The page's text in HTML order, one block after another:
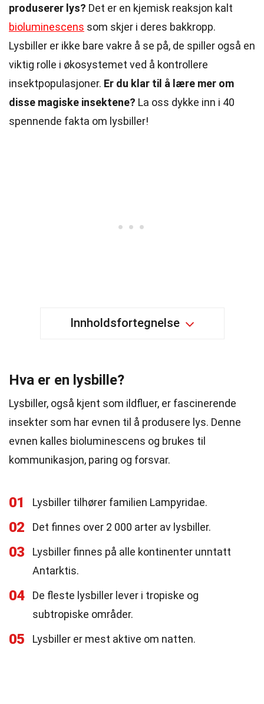
produserer lys? Det er en kjemisk reaksjon kalt
bioluminescens som skjer i deres bakkropp.
Lysbiller er ikke bare vakre å se på, de spiller også en
viktig rolle i økosystemet ved å kontrollere
insektpopulasjoner. Er du klar til å lære mer om
disse magiske insektene? La oss dykke inn i 40
spennende fakta om lysbiller!
Innholdsfortegnelse
Hva er en lysbille?
Lysbiller, også kjent som ildfluer, er fascinerende
insekter som har evnen til å produsere lys. Denne
evnen kalles bioluminescens og brukes til
kommunikasjon, paring og forsvar.
01 Lysbiller tilhører familien Lampyridae.
02 Det finnes over 2 000 arter av lysbiller.
03
Lysbiller finnes på alle kontinenter unntatt
Antarktis.
04
De fleste lysbiller lever i tropiske og
subtropiske områder.
05 Lysbiller er mest aktive om natten.